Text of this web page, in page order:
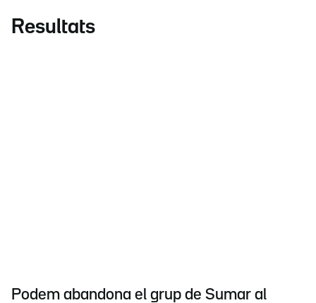
Resultats
Podem abandona el grup de Sumar al